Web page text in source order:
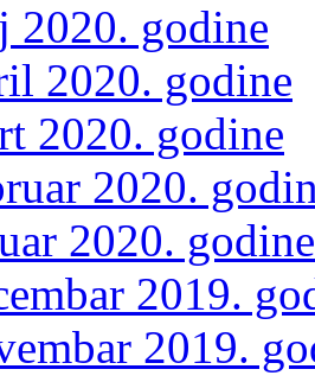
2020. godine
2020. godine
2020. godine
2020.
2020. godine
2019.
2019.